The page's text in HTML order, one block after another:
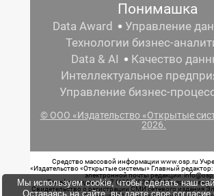
Понимашка
Data Award
Управление
Технологии бизнес-
Data & AI
Качество
Интеллектуальное
Управление бизнес-
© ООО «Издательство «Открытые
2026.
Средство массовой информации www.osp.ru
«Издательство «Открытые системы» Главный
электронной почты редакции:
Телефон редакции: 7 (499) 703-18-54 Возрастная
Свидетельство о регистрации СМИ сетевого издания
Мы используем cookie, чтобы сделать наш
Оставаясь на сайте, вы даете свое согласие